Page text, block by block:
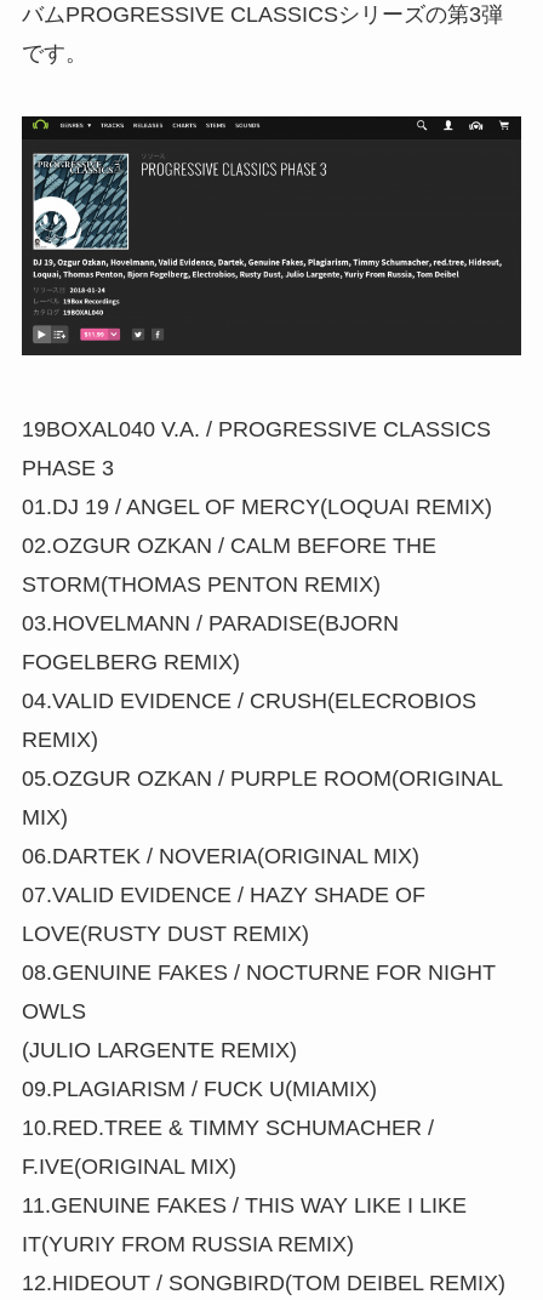
バムPROGRESSIVE CLASSICSシリーズの第3弾
です。
19BOXAL040 V.A. / PROGRESSIVE CLASSICS
PHASE 3
01.DJ 19 / ANGEL OF MERCY(LOQUAI REMIX)
02.OZGUR OZKAN / CALM BEFORE THE
STORM(THOMAS PENTON REMIX)
03.HOVELMANN / PARADISE(BJORN
FOGELBERG REMIX)
04.VALID EVIDENCE / CRUSH(ELECROBIOS
REMIX)
05.OZGUR OZKAN / PURPLE ROOM(ORIGINAL
MIX)
06.DARTEK / NOVERIA(ORIGINAL MIX)
07.VALID EVIDENCE / HAZY SHADE OF
LOVE(RUSTY DUST REMIX)
08.GENUINE FAKES / NOCTURNE FOR NIGHT
OWLS
(JULIO LARGENTE REMIX)
09.PLAGIARISM / FUCK U(MIAMIX)
10.RED.TREE & TIMMY SCHUMACHER /
F.IVE(ORIGINAL MIX)
11.GENUINE FAKES / THIS WAY LIKE I LIKE
IT(YURIY FROM RUSSIA REMIX)
12.HIDEOUT / SONGBIRD(TOM DEIBEL REMIX)